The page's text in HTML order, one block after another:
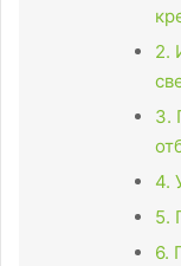
2.
3.
4.
5.
6.